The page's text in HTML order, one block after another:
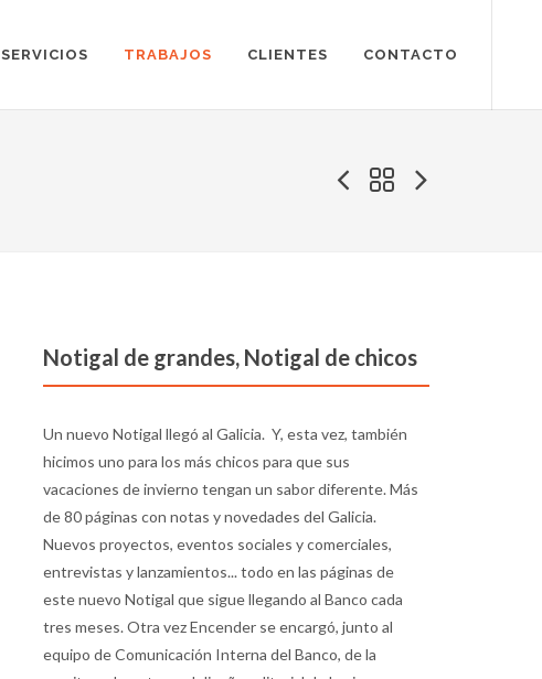
SERVICIOS TRABAJOS CLIENTES CONTACTO
Notigal de grandes, Notigal de chicos
Un nuevo Notigal llegó al Galicia. Y, esta vez, también
hicimos uno para los más chicos para que sus
vacaciones de invierno tengan un sabor diferente. Más
de 80 páginas con notas y novedades del Galicia.
Nuevos proyectos, eventos sociales y comerciales,
entrevistas y lanzamientos... todo en las páginas de
este nuevo Notigal que sigue llegando al Banco cada
tres meses. Otra vez Encender se encargó, junto al
equipo de Comunicación Interna del Banco, de la